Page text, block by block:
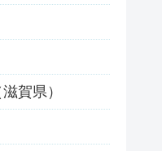
賀県）